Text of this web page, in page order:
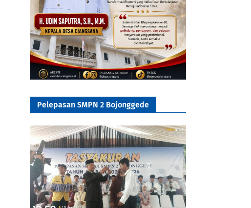
Pelepasan SMPN 2 Bojonggede